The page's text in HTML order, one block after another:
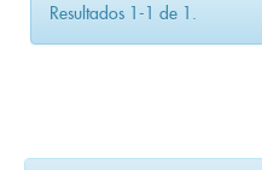
Resultados 1-1 de 1.